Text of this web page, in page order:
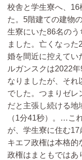
校舎と学生寮へ、
た。5階建ての建物
生寮にいた86名の
ました。亡くなっ
婚を間近に控えて
ルガンスクは2022
なりましたが、それ
でした。つまりゼレ
だと主張し続ける地
（1分41秒）。…こ
が、学生寮に住む
キエフ政権は本格的
政権はまともではあ